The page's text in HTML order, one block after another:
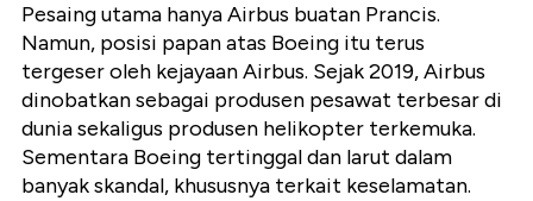
Pesaing utama hanya Airbus buatan Prancis.
Namun, posisi papan atas Boeing itu terus
tergeser oleh kejayaan Airbus. Sejak 2019, Airbus
dinobatkan sebagai produsen pesawat terbesar di
dunia sekaligus produsen helikopter terkemuka.
Sementara Boeing tertinggal dan larut dalam
banyak skandal, khususnya terkait keselamatan.